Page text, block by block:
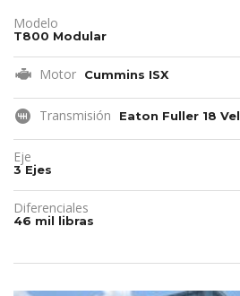
Modelo
T800 Modular
Motor Cummins ISX
Transmisión Eaton Fuller 18 Vel
Eje
3 Ejes
Diferenciales
46 mil libras